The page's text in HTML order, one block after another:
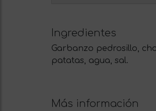
Ingredientes
Garbanzo pedrosillo,
patatas, agua, sal.
Más información